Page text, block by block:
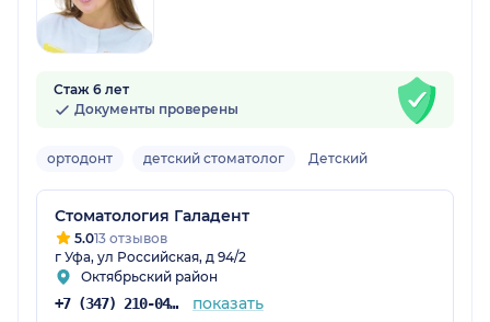
Стаж 6 лет
Документы проверены
ортодонт детский стоматолог Детский
Стоматология Галадент
5.013 отзывов
г Уфа, ул Российская, д 94/2
Октябрьский район
+7 (347) 210-04-76 показать